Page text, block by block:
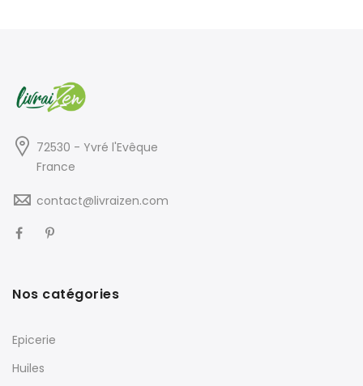
72530 - Yvré l'Evêque
France
contact@livraizen.com
Nos catégories
Epicerie
Huiles